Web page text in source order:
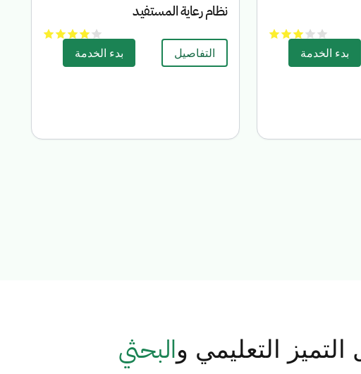
بدء الخدمة
نظام رعاية المستفيد
التفاصيل بدء الخدمة
التعليمي والبحثي